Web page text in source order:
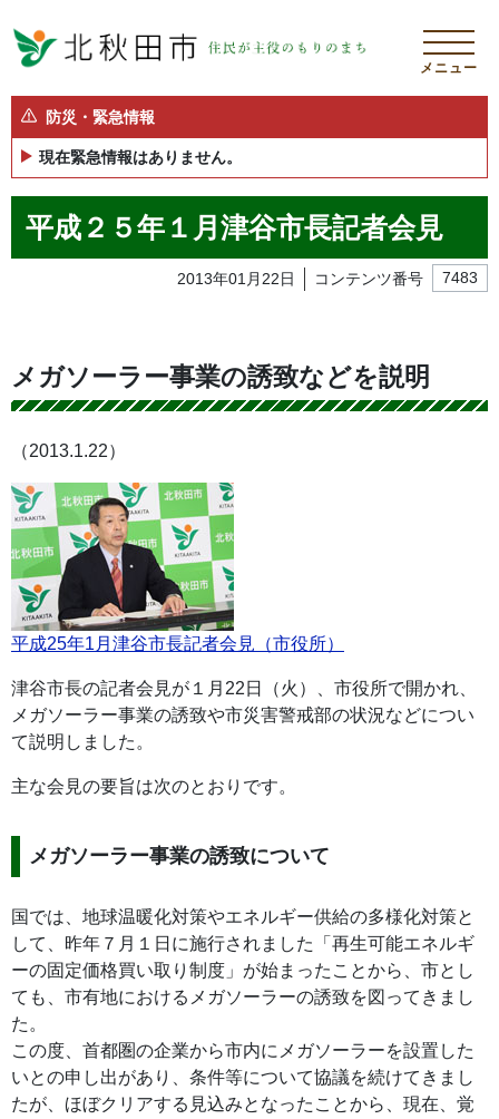
メニュー
防災・緊急情報
現在緊急情報はありません。
平成２５年１月津谷市長記者会見
2013年01月22日 コンテンツ番号 7483
メガソーラー事業の誘致などを説明
（2013.1.22）
平成25年1月津谷市長記者会見（市役所）
津谷市長の記者会見が１月22日（火）、市役所で開かれ、
メガソーラー事業の誘致や市災害警戒部の状況などについ
て説明しました。
主な会見の要旨は次のとおりです。
メガソーラー事業の誘致について
国では、地球温暖化対策やエネルギー供給の多様化対策と
して、昨年７月１日に施行されました「再生可能エネルギ
ーの固定価格買い取り制度」が始まったことから、市とし
ても、市有地におけるメガソーラーの誘致を図ってきまし
た。
この度、首都圏の企業から市内にメガソーラーを設置した
いとの申し出があり、条件等について協議を続けてきまし
たが、ほぼクリアする見込みとなったことから、現在、覚